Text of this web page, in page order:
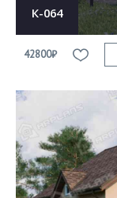
К-064
42800₽